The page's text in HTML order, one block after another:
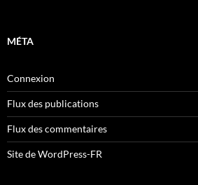
MÉTA
Connexion
Flux des publications
Flux des commentaires
Site de WordPress-FR